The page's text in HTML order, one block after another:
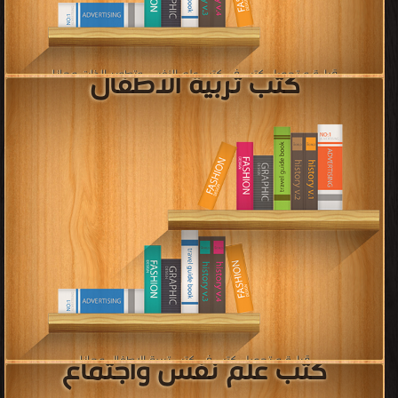
إعلان:
كتب التراجم على الوفيات